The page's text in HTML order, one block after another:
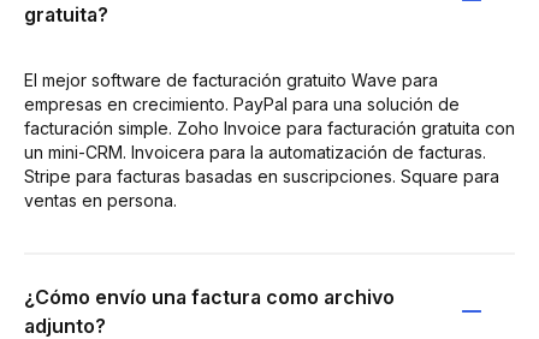
gratuita?
El mejor software de facturación gratuito Wave para
empresas en crecimiento. PayPal para una solución de
facturación simple. Zoho Invoice para facturación gratuita con
un mini-CRM. Invoicera para la automatización de facturas.
Stripe para facturas basadas en suscripciones. Square para
ventas en persona.
¿Cómo envío una factura como archivo
adjunto?